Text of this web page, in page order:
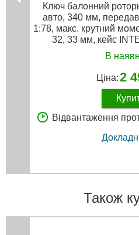
Ключ балонний
авто, 340 мм,
1:78, макс. крутний
32, 33 мм, кейс
В
Ціна:2
Відвантаження
Також